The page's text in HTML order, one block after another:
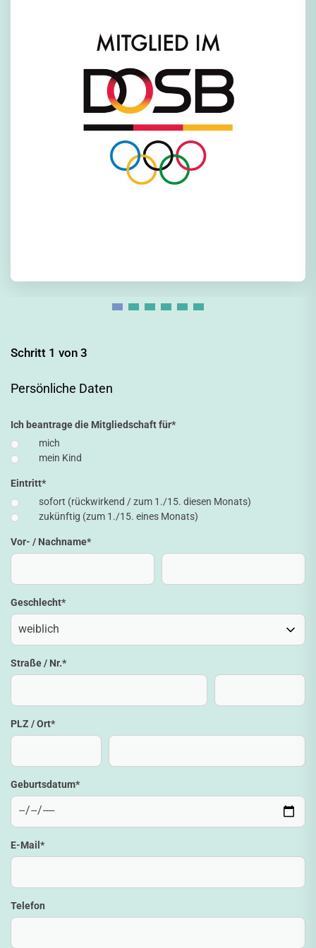
Schritt 1 von 3
Persönliche Daten
Ich beantrage die Mitgliedschaft für*
mich
mein Kind
Eintritt*
sofort (rückwirkend / zum 1./15. diesen Monats)
zukünftig (zum 1./15. eines Monats)
Vor- / Nachname*
Geschlecht*
Straße / Nr.*
PLZ / Ort*
Geburtsdatum*
E-Mail *
Telefon